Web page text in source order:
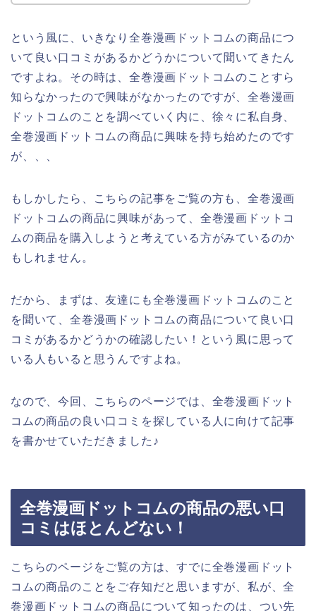
という風に、いきなり全巻漫画ドットコムの商品につ
いて良い口コミがあるかどうかについて聞いてきたん
ですよね。その時は、全巻漫画ドットコムのことすら
知らなかったので興味がなかったのですが、全巻漫画
ドットコムのことを調べていく内に、徐々に私自身、
全巻漫画ドットコムの商品に興味を持ち始めたのです
が、、、
もしかしたら、こちらの記事をご覧の方も、全巻漫画
ドットコムの商品に興味があって、全巻漫画ドットコ
ムの商品を購入しようと考えている方がみているのか
もしれません。
だから、まずは、友達にも全巻漫画ドットコムのこと
を聞いて、全巻漫画ドットコムの商品について良い口
コミがあるかどうかの確認したい！という風に思って
いる人もいると思うんですよね。
なので、今回、こちらのページでは、全巻漫画ドット
コムの商品の良い口コミを探している人に向けて記事
を書かせていただきました♪
全巻漫画ドットコムの商品の悪い口
コミはほとんどない！
こちらのページをご覧の方は、すでに全巻漫画ドット
コムの商品のことをご存知だと思いますが、私が、全
巻漫画ドットコムの商品について知ったのは、つい先